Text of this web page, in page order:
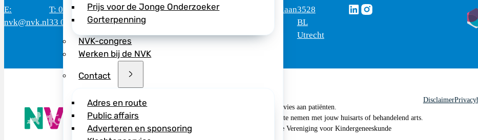
Prijs voor de Jonge Onderzoeker
Gorterpenning
NVK-congres
Werken bij de NVK
Contact
Adres en route
Public affairs
Adverteren en sponsoring
E:
nvk@nvk.nl
T: 088 - 282
33 06
Bereikbaar: 8.30 - 17.00 uur
(werkdagen)
Mercatorlaan3528
BL
Utrecht
Volg ons via Linkedin
Volg ons via Instagram
De NVK geeft geen medisch advies aan patiënten.
Wij adviseren je om contact op te nemen met jouw huisarts of behandelend arts.
Copyright © 2026, Nederlandse Vereniging voor Kindergeneeskunde
Disclaimer